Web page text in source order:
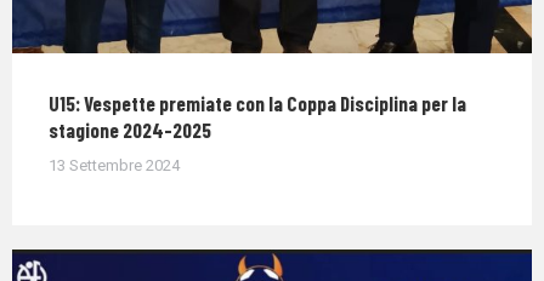
U15: Vespette premiate con la Coppa Disciplina per la
stagione 2024-2025
13 Settembre 2024